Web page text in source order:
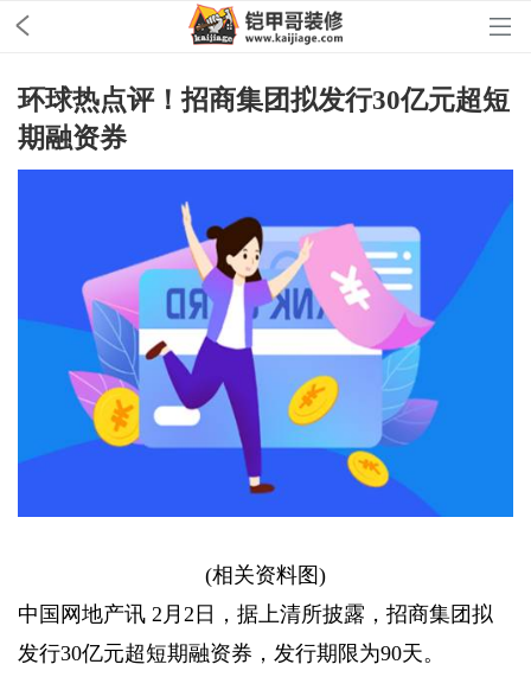
环球热点评！招商集团拟发行30亿元超短
期融资券
(相关资料图)
中国网地产讯 2月2日，据上清所披露，招商集团拟
发行30亿元超短期融资券，发行期限为90天。